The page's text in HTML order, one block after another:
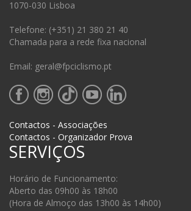
1070-030 Lisboa
Telefone: (+351) 21 380 21 40
Chamada para a rede fixa nacional
Email: geral@fpciclismo.pt
Contactos - Associações
Contactos - Organizador Prova
SERVIÇOS
Horário de Funcionamento:
Aberto das 09h00 às 18h00
(Hora de Almoço das 13h00 às 14h00)